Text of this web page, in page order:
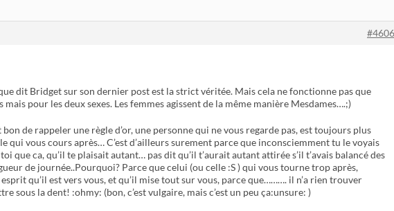
#4606
que dit Bridget sur son dernier post est la strict véritée. Mais cela ne fonctionne pas que
mais pour les deux sexes. Les femmes agissent de la même manière Mesdames….;)
bon de rappeler une règle d’or, une personne qui ne vous regarde pas, est toujours plus
qui vous cours après… C’est d’ailleurs surement parce que inconsciemment tu le voyais
que ca, qu’il te plaisait autant… pas dit qu’il t’aurait autant attirée s’il t’avais balancé des
de journée..Pourquoi? Parce que celui (ou celle :S ) qui vous tourne trop après,
qu’il est vers vous, et qu’il mise tout sur vous, parce que………. il n’a rien trouver
sous la dent! :ohmy: (bon, c’est vulgaire, mais c’est un peu ça:unsure: )